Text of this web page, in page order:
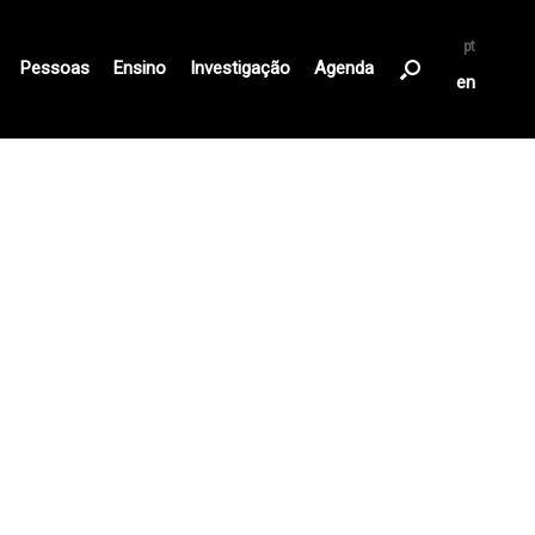
Pessoas Ensino Investigação Agenda
pt
en